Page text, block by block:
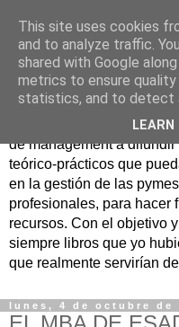
Nuevo
Libro
Nace con la misión de
de management a
teórico-prácticos que
en la gestión de las
profesionales, para hacer
recursos. Con el objetivo
siempre libros que yo
que realmente servirían
lunes, 4 de octubre de
This site uses cookies
and to analyze traffic.
shared with Google
metrics to ensure
statistics, and to detect
LEARN